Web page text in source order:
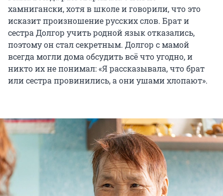
хамнигански, хотя в школе и говорили, что это
исказит произношение русских слов. Брат и
сестра Долгор учить родной язык отказались,
поэтому он стал секретным. Долгор с мамой
всегда могли дома обсудить всё что угодно, и
никто их не понимал: «Я рассказывала, что брат
или сестра провинились, а они ушами хлопают».